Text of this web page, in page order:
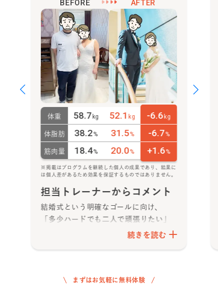
BEFORE AFTER
体重 58.7 kg 52.1 kg -6.6 kg
体脂肪 38.2% 31.5% -6.7%
筋肉量 18.4% 20.0% +1.6%
※掲載はプログラムを継続した個人の成果であり、結果に
は個人差があるため効果を保証するものではありません。
担当トレーナーからコメント
結婚式という明確なゴールに向け、
「多少ハードでも二人で頑張りたい」
されました。
されました！
続きを読む
まずはお気軽に無料体験